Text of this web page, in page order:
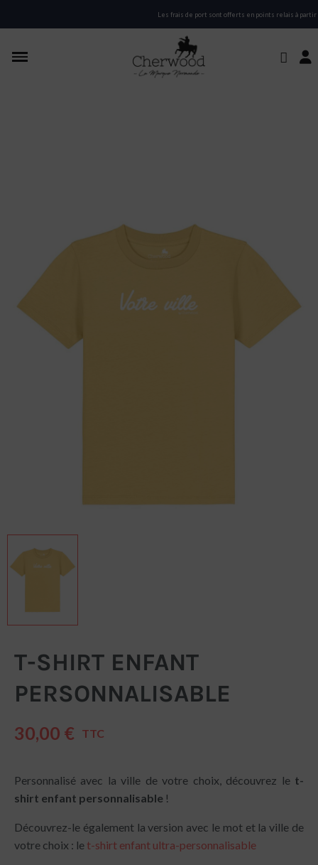
Les frais de port sont offerts en points relais à partir
T-SHIRT ENFANT
PERSONNALISABLE
30,00 € TTC
Personnalisé avec la ville de votre choix, découvrez le t-
shirt enfant personnalisable !
Découvrez-le également la version avec le mot et la ville de
votre choix : le t-shirt enfant ultra-personnalisable